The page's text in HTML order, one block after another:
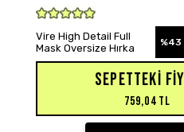
SEPETE
Vire High Detail Full
Mask Oversize Hırka
%43
SEPETTEKI
759,04 TL